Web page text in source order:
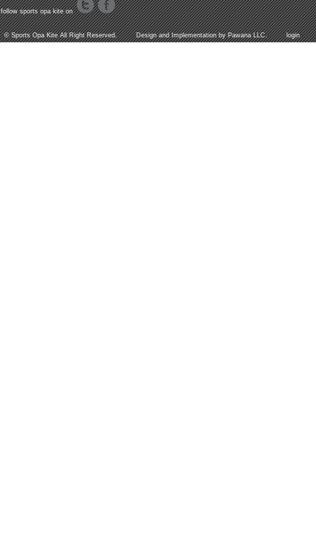
follow sports opa kite on
©Sports Opa KiteAll Right Reserved. Design and Implementation byPawana LLC. login